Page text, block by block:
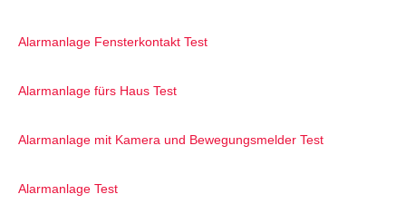
Alarmanlage Fensterkontakt Test
Alarmanlage fürs Haus Test
Alarmanlage mit Kamera und Bewegungsmelder Test
Alarmanlage Test